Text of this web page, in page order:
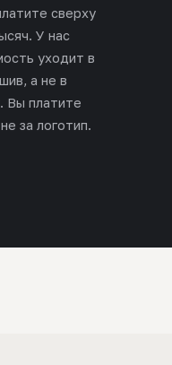
сверху
У нас
уходит в
а не в
Вы платите
за логотип.